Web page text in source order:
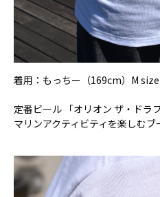
着用：もっちー（169cm）M size
定番ビール 「オリオン ザ・ドラ
マリンアクティビティを楽しむ